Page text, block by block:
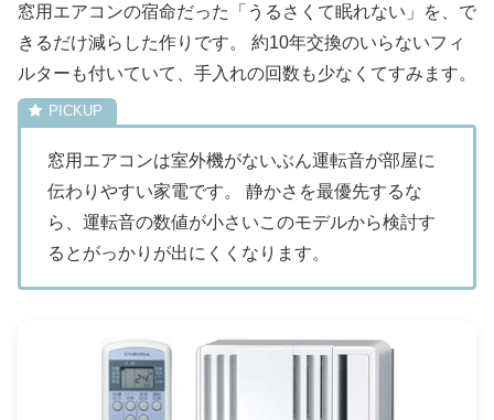
窓用エアコンの宿命だった「うるさくて眠れない」を、で
きるだけ減らした作りです。 約10年交換のいらないフィ
ルターも付いていて、手入れの回数も少なくてすみます。
窓用エアコンは室外機がないぶん運転音が部屋に
伝わりやすい家電です。 静かさを最優先するな
ら、運転音の数値が小さいこのモデルから検討す
るとがっかりが出にくくなります。